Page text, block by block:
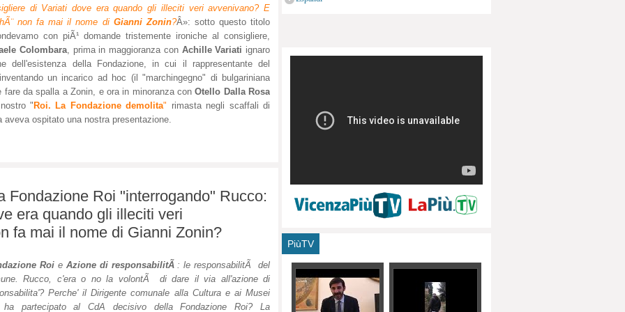
di Variati dove era quando gli illeciti veri avvenivano? E
non fa mai il nome di Gianni Zonin?Â»: sotto questo titolo
con piÃ¹ domande tristemente ironiche al consigliere,
Colombara, prima in maggioranza con Achille Variati ignaro
dell'esistenza della Fondazione, in cui il rappresentante del
un incarico ad hoc (il "marchingegno" di bulgariniana
fare da spalla a Zonin, e ora in minoranza conOtello Dalla Rosa
" Roi. La Fondazione demolita" rimasta negli scaffali di
ospitato una nostra presentazione.
Fondazione Roi "interrogando" Rucco:
era quando gli illeciti veri
fa mai il nome di Gianni Zonin?
Roi e Azione di responsabilitÃ: le responsabilitÃ del
Rucco, c'era o no la volontÃ di dare il via all'azione di
Perche' il Dirigente comunale alla Cultura e ai Musei
ha partecipato al CdA decisivo della Fondazione Roi? La
PiùTV